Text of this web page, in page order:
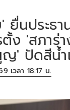
ยื่นประธ
ง 'สภาร่า
' ปัดสีน้ำ
เวลา 18:17 น.